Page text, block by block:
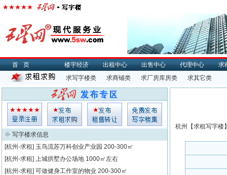
首页 楼宇经济 出租中心 出售中心 代理中心
求
求写字楼类
求商铺类 求厂房库房类 求其它类
杭州【求租写字楼
写字楼求信息
[杭州-求租] 玉鸟流苏万科创业产业园 200-300㎡
[杭州-求租] 上城拱墅办公场地 1000㎡左右
[杭州-求租] 可做健身工作室的物业 200-300㎡